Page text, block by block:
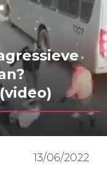
13/06/2022